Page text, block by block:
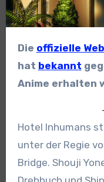
Die offizielle
hat bekannt
Anime erhalten
Hotel Inhumans
unter der Regie
Bridge. Shouji